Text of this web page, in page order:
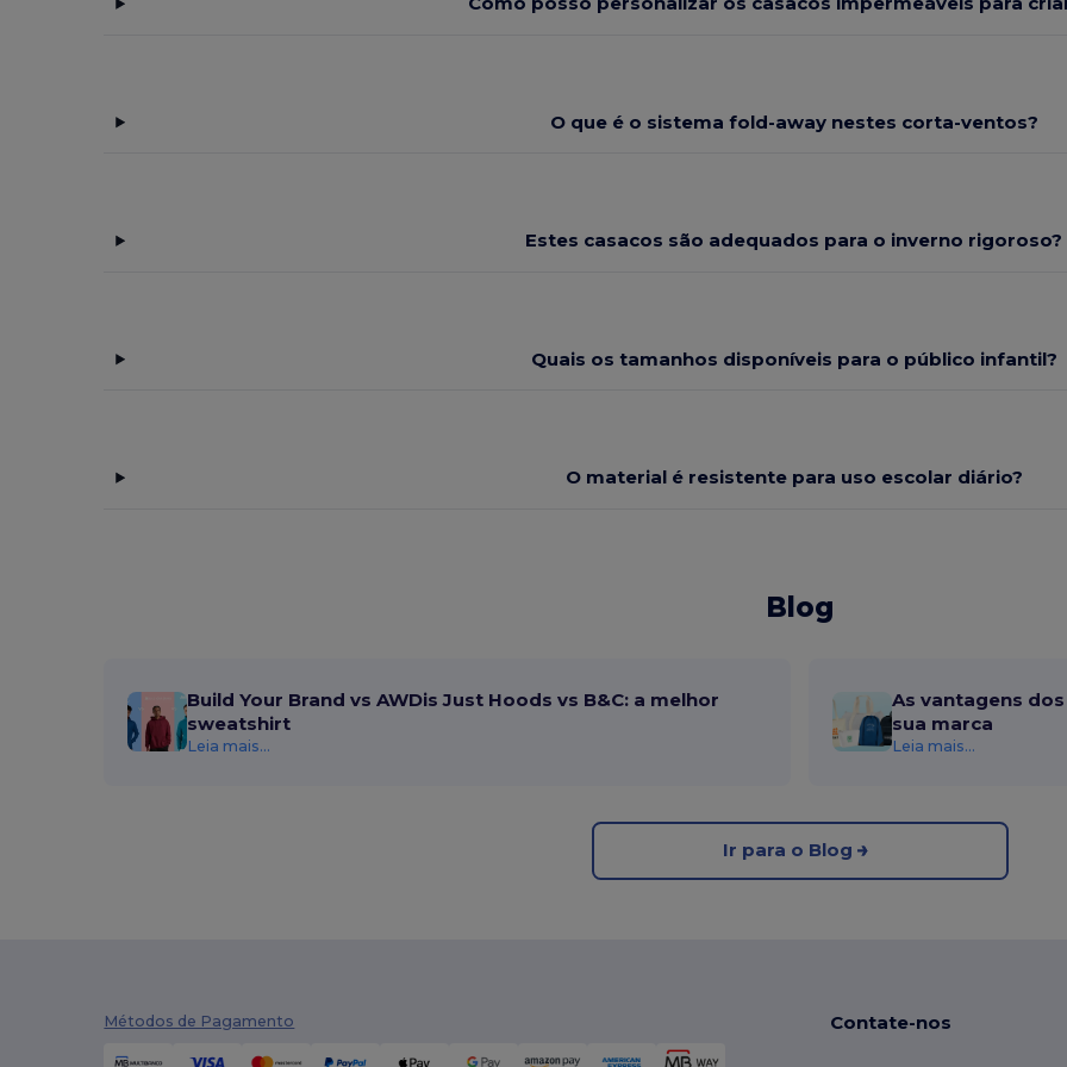
O que é o sistema fold-away nestes corta-ventos?
Estes casacos são adequados para o inverno rigoroso?
Quais os tamanhos disponíveis para o público infantil?
O material é resistente para uso escolar diário?
Blog
Build Your Brand vs AWDis Just Hoods vs B&C: a melhor
sweatshirt
Leia mais...
As vantagens
sua marca
Leia mais...
Ir para o Blog
Métodos de Pagamento Contate-nos